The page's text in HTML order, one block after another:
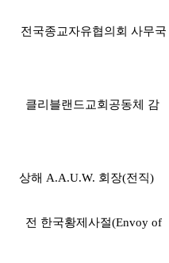
국종교자유협의회 사무국
클리블랜드교회공동체 감
해 A.A.U.W. 회장(전직)
전 한국황제사절(Envoy of